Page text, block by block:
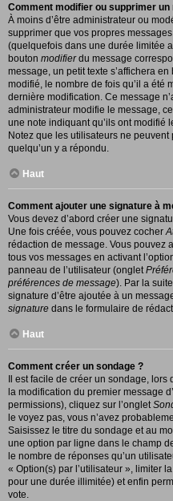
Comment modifier ou supprimer un
À moins d’être administrateur ou
supprimer que vos propres
(quelquefois dans une durée limitée
bouton modifierdu message
message, un petit texte s’affichera
modifié, le nombre de fois qu’il a été
dernière modification. Ce message
administrateur modifie le message,
une note indiquant qu’ils ont modifié
Notez que les utilisateurs ne
quelqu’un y a répondu.
Haut
Comment ajouter une signature à
Vous devez d’abord créer une
Une fois créée, vous pouvez cocher
rédaction de message. Vous pouvez
tous vos messages en activant
panneau de l’utilisateur (onglet
préférences de message). Par la
signature d’être ajoutée à un
signature dans le formulaire de
Haut
Comment créer un sondage ?
Il est facile de créer un sondage, lors
la modification du premier message
permissions), cliquez sur l’onglet
le voyez pas, vous n’avez
Saisissez le titre du sondage et au
une option par ligne dans le champ
le nombre de réponses qu’un
« Option(s) par l’utilisateur », limiter
pour une durée illimitée) et enfin
vote.